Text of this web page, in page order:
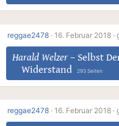
reggae2478 · 16. Februar 2018 ·
Harald Welzer– Selbst
Widerstand
293 Seiten
reggae2478 · 16. Februar 2018 ·